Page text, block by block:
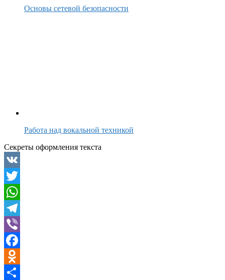
Основы сетевой безопасности
Работа над вокальной техникой
Секреты оформления текста
VK
Twitter
WhatsApp
Telegram
Viber
Facebook
Odnoklassniki